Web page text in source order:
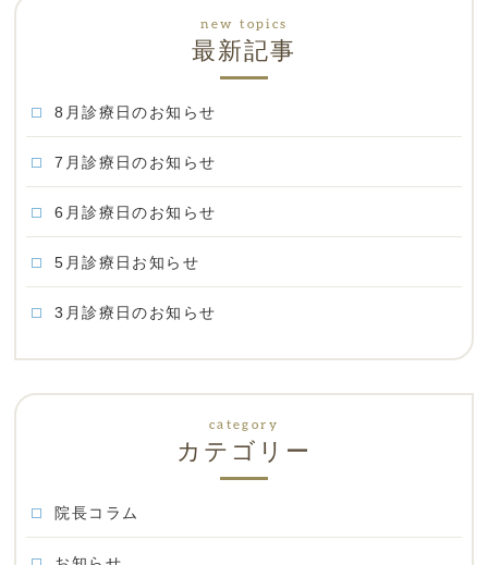
最新記事
8月診療日のお知らせ
7月診療日のお知らせ
6月診療日のお知らせ
5月診療日お知らせ
3月診療日のお知らせ
カテゴリー
院長コラム